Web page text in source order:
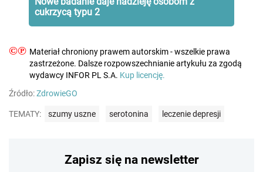
cukrzycą typu 2
©℗ Materiał chroniony prawem autorskim - wszelkie prawa
zastrzeżone. Dalsze rozpowszechnianie artykułu za zgodą
wydawcy INFOR PL S.A. Kup licencję.
Źródło:ZdrowieGO
TEMATY: szumy uszne serotonina leczenie depresji
Zapisz się na newsletter